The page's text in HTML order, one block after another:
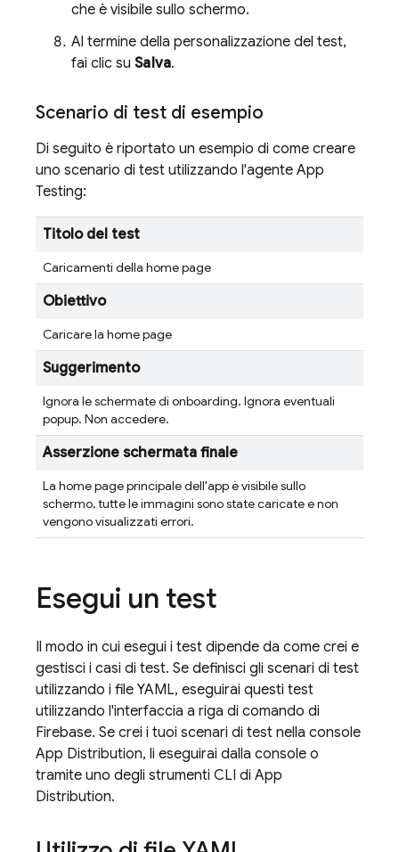
che è visibile sullo schermo.
Al termine della personalizzazione del test,
fai clic su Salva.
Scenario di test di esempio
Di seguito è riportato un esempio di come creare
uno scenario di test utilizzando l'agente App
Testing:
Titolo del test
Caricamenti della home page
Obiettivo
Caricare la home page
Suggerimento
Ignora le schermate di onboarding. Ignora eventuali
popup. Non accedere.
Asserzione schermata finale
La home page principale dell'app è visibile sullo
schermo, tutte le immagini sono state caricate e non
vengono visualizzati errori.
Esegui un test
Il modo in cui esegui i test dipende da come crei e
gestisci i casi di test. Se definisci gli scenari di test
utilizzando i file YAML, eseguirai questi test
utilizzando l'interfaccia a riga di comando di
Firebase. Se crei i tuoi scenari di test nella console
App Distribution, li eseguirai dalla console o
tramite uno degli strumenti CLI di App
Distribution.